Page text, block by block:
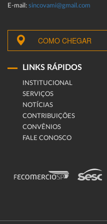
E-mail: sincovami@gmail.com
COMO CHEGAR
LINKS RÁPIDOS
INSTITUCIONAL
SERVIÇOS
NOTÍCIAS
CONTRIBUIÇÕES
CONVÊNIOS
FALE CONOSCO